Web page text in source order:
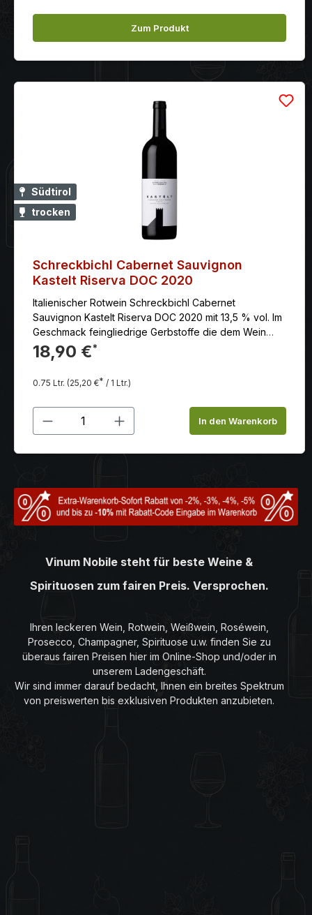
Zum Produkt
Südtirol
trocken
Schreckbichl Cabernet Sauvignon
Kastelt Riserva DOC 2020
Italienischer Rotwein Schreckbichl Cabernet
Sauvignon Kastelt Riserva DOC 2020 mit 13,5 % vol. Im
Geschmack feingliedrige Gerbstoffe die dem Wein
Fülle und Rückgrat verleihen.
18,90 €*
0.75 Ltr. (25,20 €* / 1 Ltr.)
Produkt Anzahl: Gib denIn den Warenkorb
Vinum Nobile steht für beste Weine &
Spirituosen zum fairen Preis. Versprochen.
Ihren leckeren Wein, Rotwein, Weißwein, Roséwein,
Prosecco, Champagner, Spirituose u.w. finden Sie zu
überaus fairen Preisen hier im Online-Shop und/oder in
unserem Ladengeschäft.
Wir sind immer darauf bedacht, Ihnen ein breites Spektrum
von preiswerten bis exklusiven Produkten anzubieten.